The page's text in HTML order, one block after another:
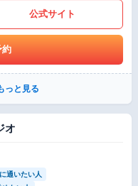
公式サイト
約
っと見る
オ
通いたい人